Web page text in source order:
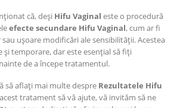
că, deși Hifu Vaginal este o procedură
efecte secundare Hifu Vaginal, cum ar fi
ușoare modificări ale sensibilității. Acestea
și temporare, dar este esențial să fiți
de a începe tratamentul.
să aflați mai multe despre Rezultatele Hifu
tratament să vă ajute, vă invităm să ne